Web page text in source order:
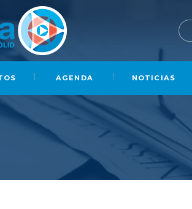
AGENDA NOTICIAS